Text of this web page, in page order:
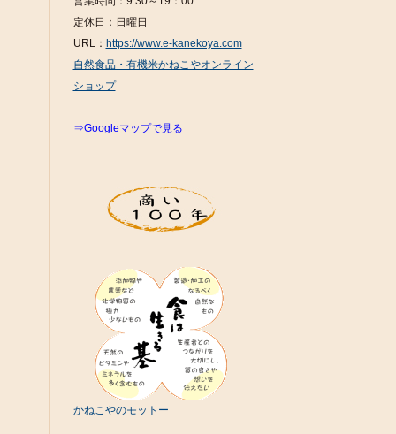
定休日：日曜日
URL： https://www.e-kanekoya.com
自然食品・有機米かねこやオンライン
ショップ
⇒Googleマップで見る
かねこやのモットー